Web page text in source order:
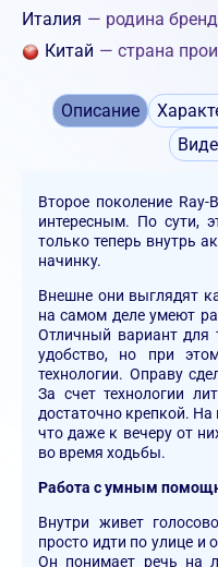
Италия — родина
Китай — страна
Описание
Второе поколение Ray-
интересным. По сути,
только теперь внутрь
начинку.
Внешне они выглядят
на самом деле умеют
Отличный вариант для
удобство, но при
технологии. Оправу
За счет технологии
достаточно крепкой. На
что даже к вечеру от
во время ходьбы.
Работа с умным
Внутри живет
просто идти по улице и
Он понимает речь на